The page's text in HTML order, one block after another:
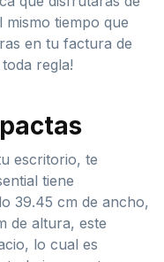
mismo tiempo que
en tu factura de
regla!
escritorio, te
tiene
39.45 cm de ancho,
de altura, este
lo cual es